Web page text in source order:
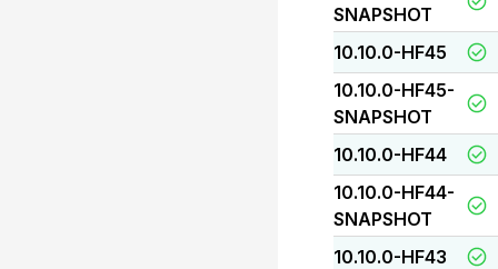
SNAPSHOT
10.10.0-HF45
10.10.0-HF45-
SNAPSHOT
10.10.0-HF44
10.10.0-HF44-
SNAPSHOT
10.10.0-HF43